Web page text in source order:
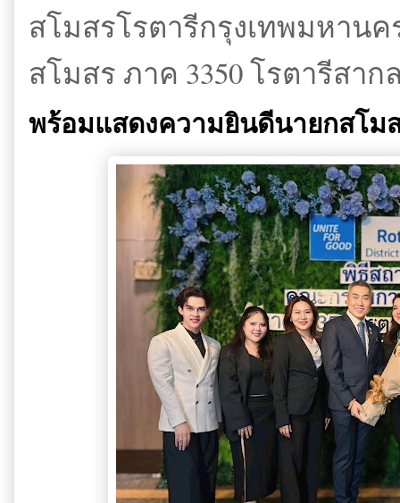
สโมสรโรตารีกรุงเทพมหาน
สโมสร ภาค 3350 โรตารีสาก
พร้อมแสดงความยินดีนายกสโ